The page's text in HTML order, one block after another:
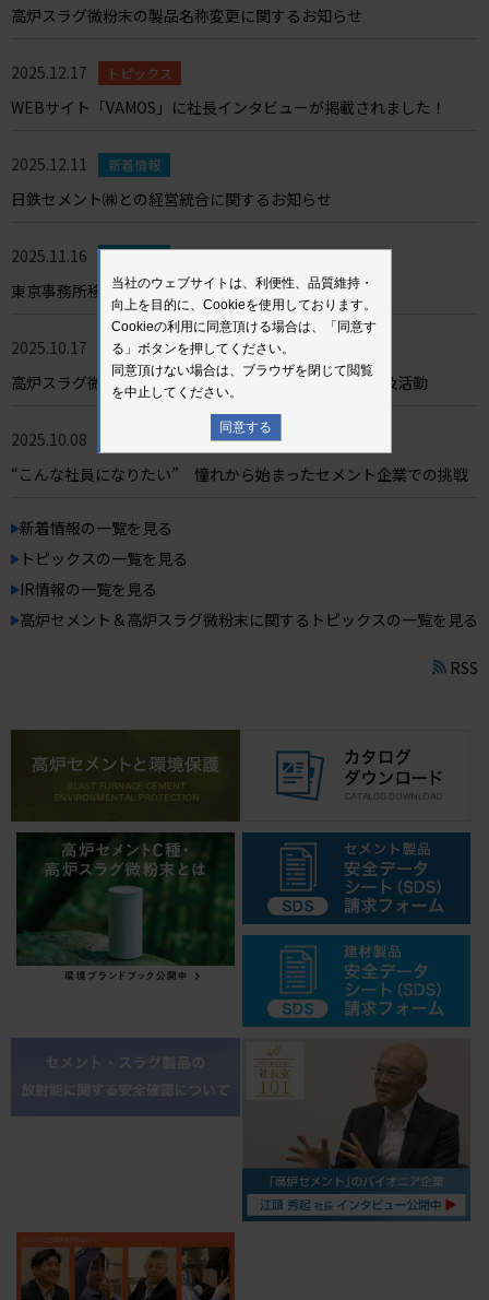
高炉スラグ微粉末の製品名称変更に関するお知らせ
2025.12.17 トピックス
WEBサイト「VAMOS」に社長インタビューが掲載されました！
2025.12.11 新着情報
日鉄セメント㈱との経営統合に関するお知らせ
2025.11.16 新着情報
東京事務所移転のお知らせ
2025.10.17 高炉セメント＆高炉スラグ微粉末
高炉スラグ微粉末を用いた高耐久PC構造物の研究と普及活動
2025.10.08
“こんな社員になりたい” 憧れから始まったセメント企業での挑戦
新着情報の一覧を見る
トピックスの一覧を見る
IR情報の一覧を見る
高炉セメント＆高炉スラグ微粉末に関するトピックスの一覧を見る
RSS
当社のウェブサイトは、利便性、品質維持・
向上を目的に、Cookieを使用しております。
Cookieの利用に同意頂ける場合は、「同意す
る」ボタンを押してください。
同意頂けない場合は、ブラウザを閉じて閲覧
を中止してください。
同意する